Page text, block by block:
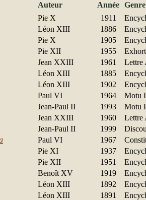
Auteur Année Genre
Pie X 1911
Léon XIII 1886
Pie X 1905
Pie XII 1955
Jean XXIII 1961
Lettre
Léon XIII 1885
Léon XIII 1902
Paul VI 1964
Motu
Jean-Paul II 1993
Motu
Jean XXIII 1960
Lettre
Jean-Paul II 1999
Paul VI 1967
Pie XI 1937
Pie XII 1951
Benoît XV 1919
Léon XIII 1892
Léon XIII 1891